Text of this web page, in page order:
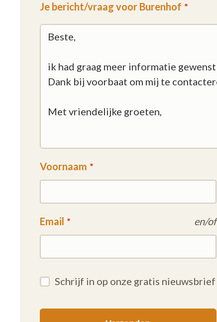
Je bericht/vraag voor Burenhof
Voornaam
Email en/of
Schrijf in op onze gratis nieuwsbrief